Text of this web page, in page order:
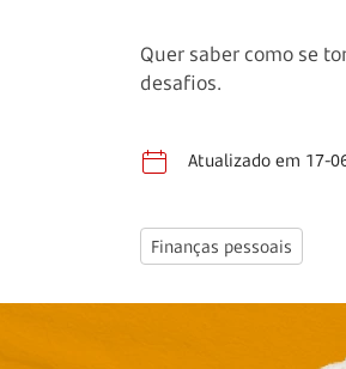
Quer saber como se
desafios.
Atualizado em 17-
Finanças pessoais